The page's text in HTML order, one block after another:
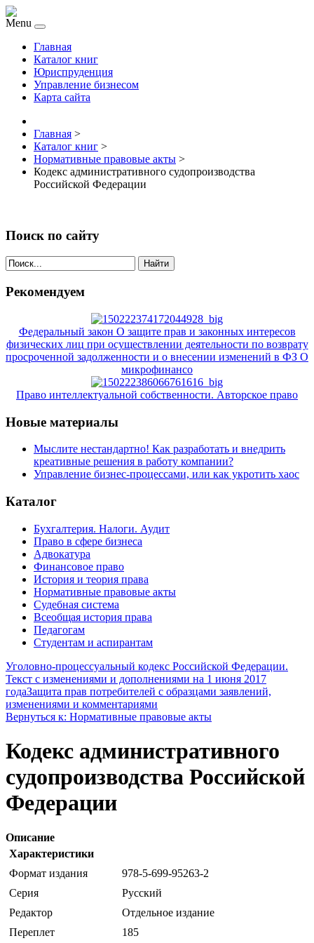
Menu
Главная
Каталог книг
Юриспруденция
Управление бизнесом
Карта сайта
Главная >
Каталог книг >
Нормативные правовые акты >
Кодекс административного судопроизводства
Российской Федерации
Поиск по сайту
Найти
Рекомендуем
Федеральный закон О защите прав и законных интересов
физических лиц при осуществлении деятельности по возврату
просроченной задолженности и о внесении изменений в ФЗ О
микрофинансо
Право интеллектуальной собственности. Авторское право
Новые материалы
Мыслите нестандартно! Как разработать и внедрить
креативные решения в работу компании?
Управление бизнес-процессами, или как укротить хаос
Каталог
Бухгалтерия. Налоги. Аудит
Право в сфере бизнеса
Адвокатура
Финансовое право
История и теория права
Нормативные правовые акты
Судебная система
Всеобщая история права
Педагогам
Студентам и аспирантам
Уголовно-процессуальный кодекс Российской Федерации.
Текст с изменениями и дополнениями на 1 июня 2017
годаЗащита прав потребителей с образцами заявлений,
изменениями и комментариями
Вернуться к: Нормативные правовые акты
Кодекс административного
судопроизводства Российской
Федерации
Описание
Характеристики
Формат издания
978-5-699-95263-2
Серия
Русский
Редактор
Отдельное издание
Переплет
185